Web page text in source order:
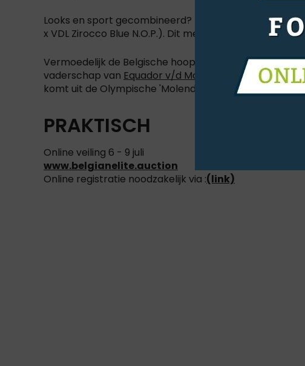
Looks en sport gecombineerd? Dat kan je vinden in
x VDL Zirocco Blue N.O.P.). Dit merrieveulen gaat
Vermoedelijk de Belgische hoop tijdens de
vaderschap van Equador v/d Molendreef Z
(Ermitage
komt uit de Olympische 'Molendreef' moederlijn.
PRAKTISCH
Online veiling 6 - 9 juli
www.belgianelite.auction
Online registratie noodzakelijk via :(link)